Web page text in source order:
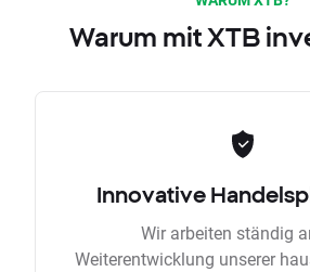
Warum mit XTB
Innovative
Wir arbeiten ständig
Weiterentwicklung unserer